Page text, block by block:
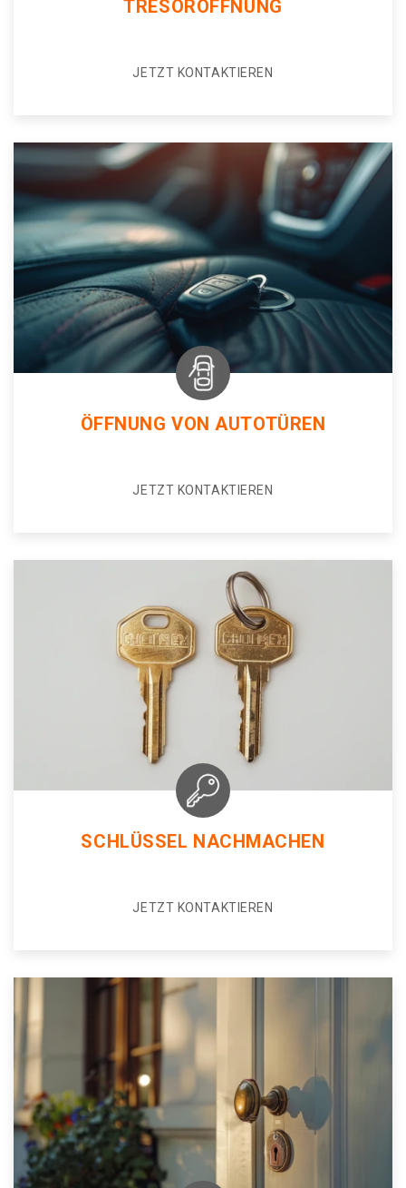
TRESORÖFFNUNG
JETZT KONTAKTIEREN
ÖFFNUNG VON AUTOTÜREN
JETZT KONTAKTIEREN
SCHLÜSSEL NACHMACHEN
JETZT KONTAKTIEREN